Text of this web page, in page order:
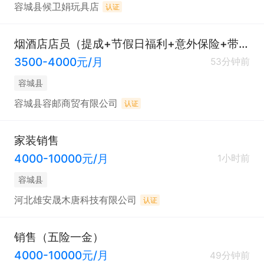
容城县候卫娟玩具店 认证
烟酒店店员（提成+节假日福利+意外保险+带薪休假）
3500-4000元/月
53分钟前
容城县
容城县容邮商贸有限公司 认证
家装销售
4000-10000元/月
1小时前
容城县
河北雄安晟木唐科技有限公司 认证
销售（五险一金）
4000-10000元/月
49分钟前